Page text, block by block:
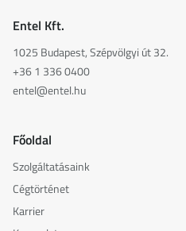
Entel Kft.
1025 Budapest, Szépvölgyi út 32.
+36 1 336 0400
entel@entel.hu
Főoldal
Szolgáltatásaink
Cégtörténet
Karrier